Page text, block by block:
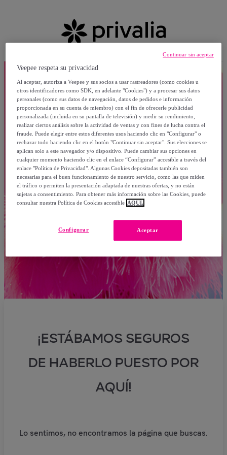
¡ESTÁBAMOS SEGUROS
DE HABERLO PUESTO POR
AQUÍ!
Lo sentimos, no encontramos la página que buscas.
Veepee respeta su privacidad
Al aceptar, autoriza a Veepee y sus socios a usar rastreadores (como cookies u
otros identificadores como SDK, en adelante "Cookies") y a procesar sus datos
personales (como sus datos de navegación, datos de pedidos e información
proporcionada en su cuenta de miembro) con el fin de ofrecerle publicidad
personalizada (incluida en su pantalla de televisión) y medir su rendimiento,
realizar ciertos análisis sobre la actividad de ventas y con fines de lucha contra el
fraude. Puede elegir entre estos diferentes usos haciendo clic en "Configurar" o
rechazar todo haciendo clic en el botón "Continuar sin aceptar". Sus elecciones se
aplican solo a este navegador y/o dispositivo. Puede cambiar sus opciones en
cualquier momento haciendo clic en el enlace “Configurar” accesible a través del
enlace "Política de Privacidad". Algunas Cookies depositadas también son
necesarias para el buen funcionamiento de nuestro servicio, como las que miden
el tráfico o permiten la presentación adaptada de nuestras ofertas, y no están
sujetas a consentimiento. Para obtener más información sobre las Cookies, puede
consultar nuestra Política de Cookies accesible AQUÍ.
Aceptar
Configurar
Continuar sin aceptar